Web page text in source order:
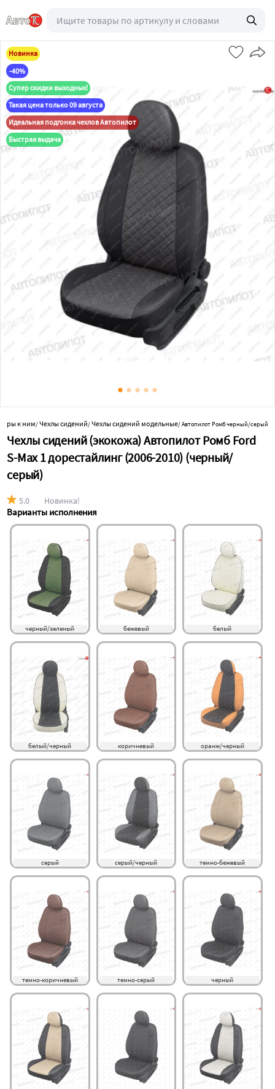
Новинка
-40%
Супер скидки выходных!
Такая цена только 09 августа
Идеальная подгонка чехлов Автопилот
Быстрая выдача
к ним/Чехлы сидений/Чехлы сидений модельные/Автопилот Ромб черный/серый
Чехлы сидений (экокожа) Автопилот Ромб Ford
S-Max 1 дорестайлинг (2006-2010) (черный/
серый)
5.0 Новинка!
Варианты исполнения
черный/зеленый бежевый белый
белый/черный коричневый оранж/черный
серый серый/черный темно-бежевый
темно-коричневый темно-серый черный